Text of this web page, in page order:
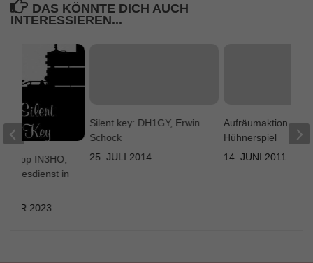
DAS KÖNNTE DICH AUCH
INTERESSIEREN...
Silent key: DH1GY, Erwin
Schock
25. JULI 2014
Aufräumaktion auf
Hühnerspiel
14. JUNI 2011
Sepp IN3HO,
in
2023